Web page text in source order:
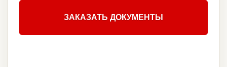
ЗАКАЗАТЬ ДОКУМЕНТЫ